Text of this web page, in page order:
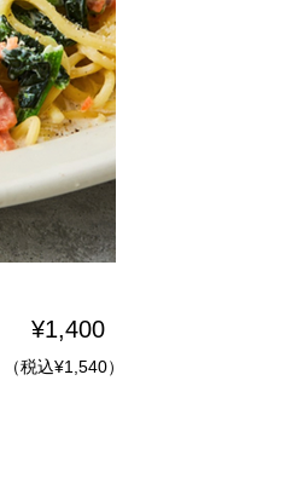
¥1,400
（税込¥1,540）